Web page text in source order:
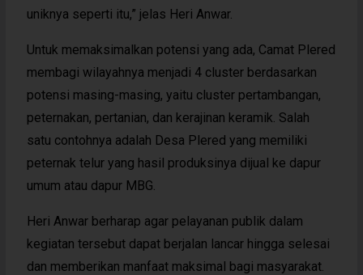
uniknya seperti itu,” jelas Heri Anwar.
Untuk memaksimalkan potensi yang ada, Camat Plered
membagi wilayahnya menjadi 4 cluster berdasarkan
potensi masing-masing, yaitu cluster pertambangan,
peternakan, pertanian, dan kerajinan keramik. Salah
satu contohnya adalah Desa Plered yang memiliki
peternak telur yang hasil produksinya dijual ke dapur
umum atau dapur MBG.
Heri Anwar berharap agar pelayanan publik dalam
kegiatan tersebut dapat berjalan lancar hingga selesai
dan memberikan manfaat maksimal bagi masyarakat.